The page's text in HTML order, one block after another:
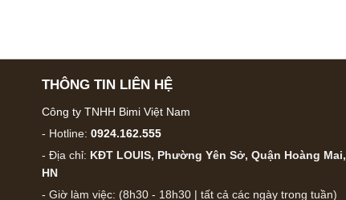
THÔNG TIN LIÊN HỆ
Công ty TNHH Bimi Việt Nam
- Hotline: 0924.162.555
- Địa chỉ: KĐT LOUIS, Phường Yên Sở, Quận Hoàng Mai,
HN
- Giờ làm việc: (8h30 - 18h30 | tất cả các ngày trong tuần)